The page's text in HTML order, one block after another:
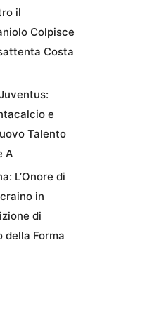
il
Colpisce
Costa
e
Talento
A
L’Onore di
in
di
della Forma